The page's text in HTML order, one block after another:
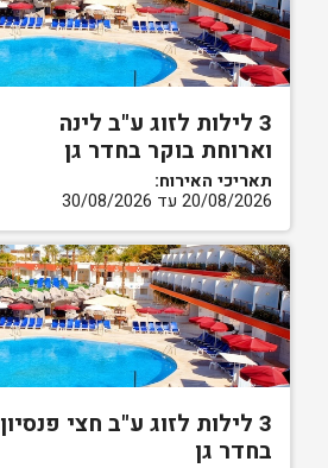
3 לילות לזוג ע"ב לינה
וארוחת בוקר בחדר גן
תאריכי האירוח:
20/08/2026 עד 30/08/2026
3 לילות לזוג ע"ב חצי פנסיון
בחדר גן